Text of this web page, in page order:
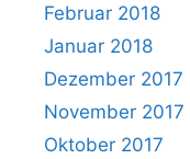
Februar 2018
Januar 2018
Dezember 2017
November 2017
Oktober 2017